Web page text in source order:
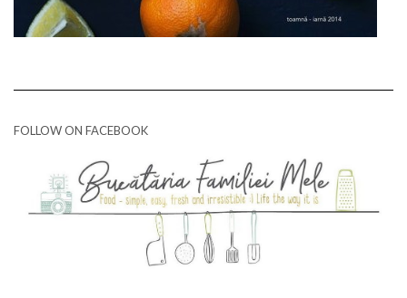
FOLLOW ON FACEBOOK